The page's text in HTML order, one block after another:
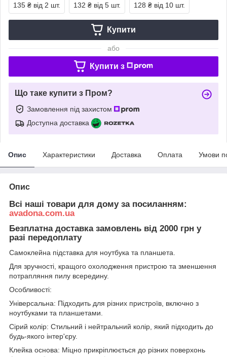
135 ₴ від 2 шт. 132 ₴ від 5 шт. 128 ₴ від 10 шт.
Купити
або
Купити з
Що таке купити з Пром?
Замовлення під захистом
Доступна доставка
Опис Характеристики Доставка Оплата Умови
Опис
Всі наші товари для дому за посиланням:
avadona.com.ua
Безплатна доставка замовлень від 2000 грн у
разі передоплату
Самоклейна підставка для ноутбука та планшета.
Для зручності, кращого охолодження пристрою та зменшення
потрапляння пилу всередину.
Особливості:
Універсальна: Підходить для різних пристроїв, включно з
ноутбуками та планшетами.
Сірий колір: Стильний і нейтральний колір, який підходить до
будь-якого інтер'єру.
Клейка основа: Міцно прикріплюється до різних поверхонь